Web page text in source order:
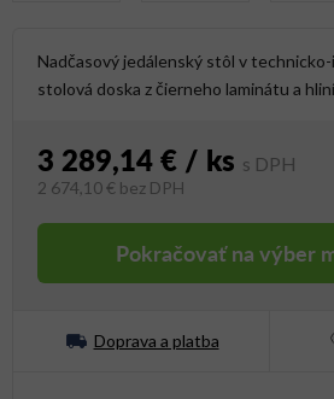
Nadčasový jedálenský stôl v
stolová doska z čierneho laminátu a
3 289,14 € / ks
2 674,10 € bez DPH
Pokračovať na výber
Doprava a platba